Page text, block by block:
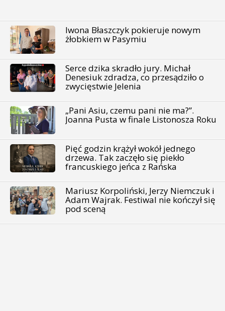
Iwona Błaszczyk pokieruje nowym
żłobkiem w Pasymiu
Serce dzika skradło jury. Michał
Denesiuk zdradza, co przesądziło o
zwycięstwie Jelenia
„Pani Asiu, czemu pani nie ma?”.
Joanna Pusta w finale Listonosza Roku
Pięć godzin krążył wokół jednego
drzewa. Tak zaczęło się piekło
francuskiego jeńca z Rańska
Mariusz Korpoliński, Jerzy Niemczuk i
Adam Wajrak. Festiwal nie kończył się
pod sceną